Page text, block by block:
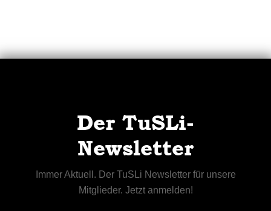
Der TuSLi-
Newsletter
Immer Aktuell. Der TuSLi Newsletter für unsere
Mitglieder. Jetzt anmelden!